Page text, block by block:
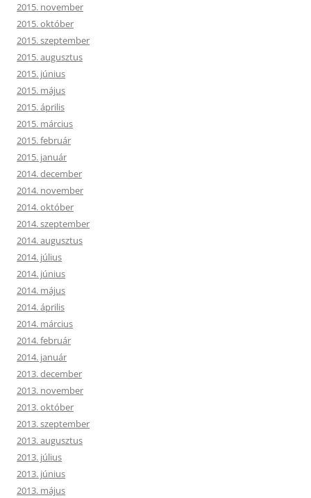
2015. november
2015. október
2015. szeptember
2015. augusztus
2015. június
2015. május
2015. április
2015. március
2015. február
2015. január
2014. december
2014. november
2014. október
2014. szeptember
2014. augusztus
2014. július
2014. június
2014. május
2014. április
2014. március
2014. február
2014. január
2013. december
2013. november
2013. október
2013. szeptember
2013. augusztus
2013. július
2013. június
2013. május